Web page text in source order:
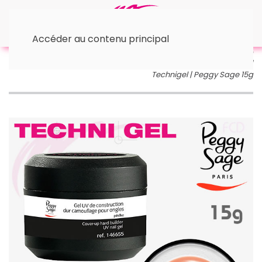
Accéder au contenu principal
Technigel | Peggy Sage 15g